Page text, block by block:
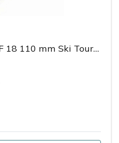
Marker Duke Pro EPF 18 110 mm Ski Touring Bindings